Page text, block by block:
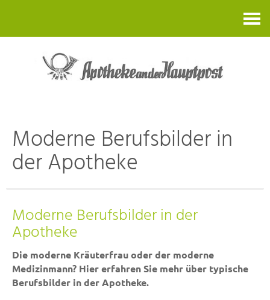
Moderne Berufsbilder in
der Apotheke
Moderne Berufsbilder in der
Apotheke
Die moderne Kräuterfrau oder der moderne
Medizinmann? Hier erfahren Sie mehr über typische
Berufsbilder in der Apotheke.